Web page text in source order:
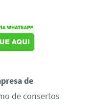
de
de consertos